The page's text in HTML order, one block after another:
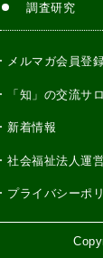
調査研究
メルマガ会員登
「知」の交流サ
新着情報
社会福祉法人運
プライバシーポ